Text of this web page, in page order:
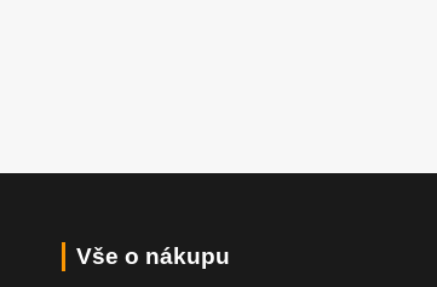
Vše o nákupu